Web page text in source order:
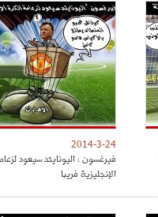
2014-3-24
فيرغسون : اليونايتد سيعود
الإنجليزية فريبا